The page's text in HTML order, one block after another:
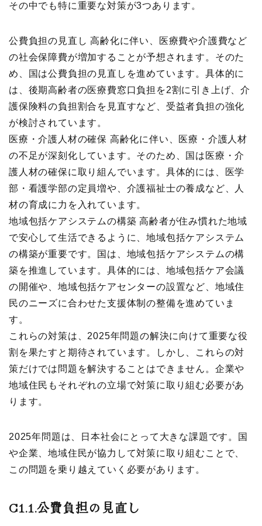
その中でも特に重要な対策が3つあります。
公費負担の見直し 高齢化に伴い、医療費や介護費など
の社会保障費が増加することが予想されます。そのた
め、国は公費負担の見直しを進めています。具体的に
は、後期高齢者の医療費窓口負担を2割に引き上げ、介
護保険料の負担割合を見直すなど、受益者負担の強化
が検討されています。
医療・介護人材の確保 高齢化に伴い、医療・介護人材
の不足が深刻化しています。そのため、国は医療・介
護人材の確保に取り組んでいます。具体的には、医学
部・看護学部の定員増や、介護福祉士の養成など、人
材の育成に力を入れています。
地域包括ケアシステムの構築 高齢者が住み慣れた地域
で安心して生活できるように、地域包括ケアシステム
の構築が重要です。国は、地域包括ケアシステムの構
築を推進しています。具体的には、地域包括ケア会議
の開催や、地域包括ケアセンターの設置など、地域住
民のニーズに合わせた支援体制の整備を進めていま
す。
これらの対策は、2025年問題の解決に向けて重要な役
割を果たすと期待されています。しかし、これらの対
策だけでは問題を解決することはできません。企業や
地域住民もそれぞれの立場で対策に取り組む必要があ
ります。
2025年問題は、日本社会にとって大きな課題です。国
や企業、地域住民が協力して対策に取り組むことで、
この問題を乗り越えていく必要があります。
C1.1.公費負担の見直し